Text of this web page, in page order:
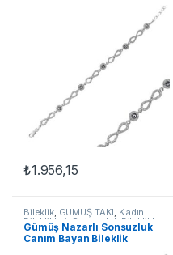
₺1.956,15
Bileklik, GÜMÜŞ TAKI, Kadın
Bileklikleri, Sonsuzluk Bileklikler
Gümüş Nazarlı Sonsuzluk
Canım Bayan Bileklik